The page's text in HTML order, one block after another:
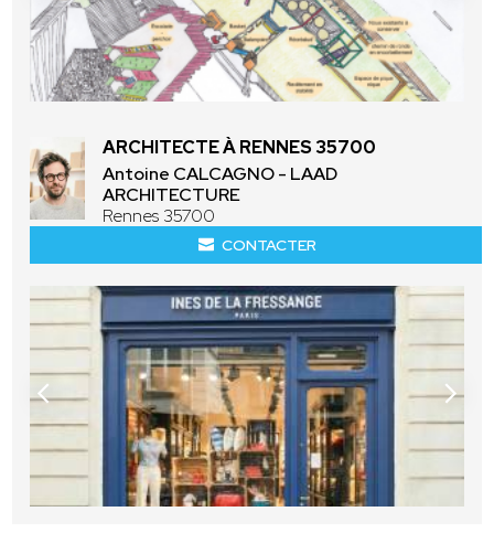
ARCHITECTE À RENNES 35700
Antoine CALCAGNO - LAAD
ARCHITECTURE
Rennes 35700
CONTACTER